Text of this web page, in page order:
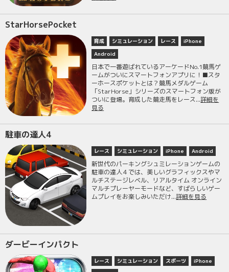
StarHorsePocket
育成 シミュレーション レース
iPhone
Android
日本で一番遊ばれているアーケードNo.1競馬ゲ
ームがついにスマートフォンアプリに！■スタ
ーホースポケットとは？競馬メダルゲーム
「StarHorse」シリーズのスマートフォン版が
ついに登場。育成した競走馬をレース...詳細を
見る
駐車の達人4
レース シミュレーション iPhone Android
新世代のパーキングシュミレーションゲームの
駐車の達人４では、美しいグラフィックスやマ
ルチステージレベル、リアルタイム オンライン
マルチプレーヤーモードなど、すばらしいゲー
ムプレイをお楽しみいただけ...詳細を見る
ダービーインパクト
レース シミュレーション スポーツ
iPhone